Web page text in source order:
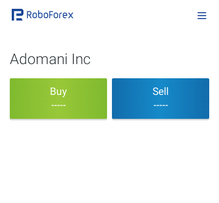
Adomani Inc
Buy
-----
Sell
-----